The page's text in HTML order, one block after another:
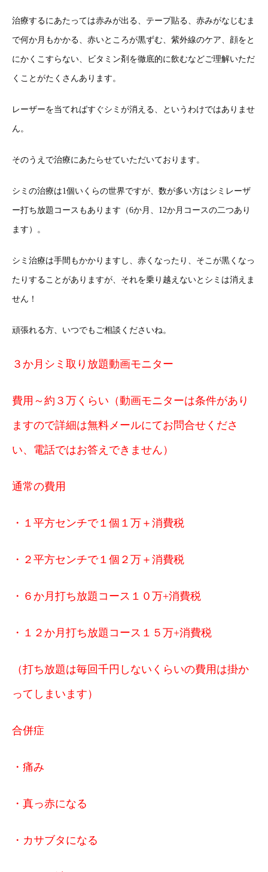
治療するにあたっては赤みが出る、テープ貼る、赤みがなじむま
で何か月もかかる、赤いところが黒ずむ、紫外線のケア、顔をと
にかくこすらない、ビタミン剤を徹底的に飲むなどご理解いただ
くことがたくさんあります。
レーザーを当てればすぐシミが消える、というわけではありませ
ん。
そのうえで治療にあたらせていただいております。
シミの治療は1個いくらの世界ですが、数が多い方はシミレーザ
ー打ち放題コースもあります（6か月、12か月コースの二つあり
ます）。
シミ治療は手間もかかりますし、赤くなったり、そこが黒くなっ
たりすることがありますが、それを乗り越えないとシミは消えま
せん！
頑張れる方、いつでもご相談くださいね。
３か月シミ取り放題動画モニター
費用～約３万くらい （動画モニターは条件があり
ますので詳細は無料メールにてお問合せくださ
い、電話ではお答えできません）
通常の費用
・１平方センチで１個１万＋消費税
・２平方センチで１個２万＋消費税
・６ か月打ち放題コース１０万+消費税
・１２か月打ち放題コース１５万+消費税
（打ち放題は毎回千円しないくらいの費用は掛か
ってしまいます）
合併症
・痛み
・真っ赤になる
・カサブタになる